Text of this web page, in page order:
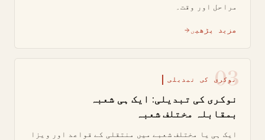
مراحل اور وقت۔
مزید پڑھیں
03
نوکری کی تبدیلی
نوکری کی تبدیلی: ایک ہی شعبہ
بمقابلہ مختلف شعبہ
ایک ہی یا مختلف شعبے میں منتقلی کے قواعد اور ویزا